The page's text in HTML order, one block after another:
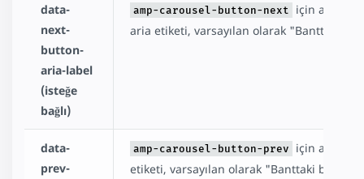
data-
next-
button-
aria-label
(isteğe
bağlı)
amp-carousel-button-next
için aria
aria etiketi, varsayılan olarak "Banttaki
data-
prev-
amp-carousel-button-prev
için aria
etiketi, varsayılan olarak "Banttaki bir